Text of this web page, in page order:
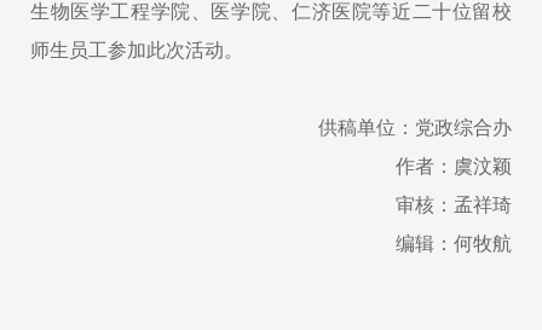
生物医学工程学院、医学院、仁济医院等近二十位留校
师生员工参加此次活动。
供稿单位：党政综合办
作者：虞汶颖
审核：孟祥琦
编辑：何牧航